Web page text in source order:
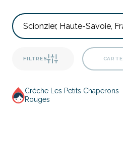
FILTRES CARTE
Crèche Les Petits Chaperons
Rouges